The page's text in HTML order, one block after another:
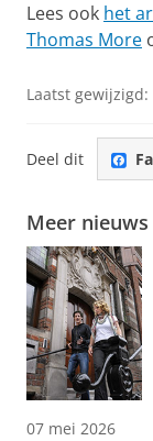
Lees ook het
Thomas More
Laatst gewijzigd:
Deel dit
Meer nieuws
07 mei 2026